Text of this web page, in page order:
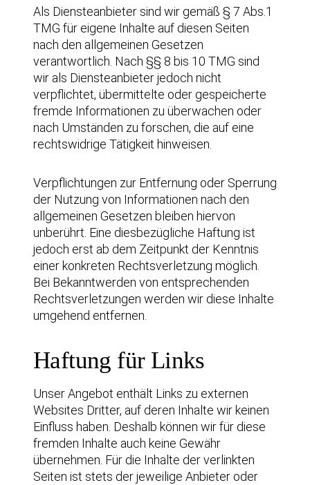
Als Diensteanbieter sind wir gemäß § 7 Abs.1
TMG für eigene Inhalte auf diesen Seiten
nach den allgemeinen Gesetzen
verantwortlich. Nach §§ 8 bis 10 TMG sind
wir als Diensteanbieter jedoch nicht
verpflichtet, übermittelte oder gespeicherte
fremde Informationen zu überwachen oder
nach Umständen zu forschen, die auf eine
rechtswidrige Tätigkeit hinweisen.
Verpflichtungen zur Entfernung oder Sperrung
der Nutzung von Informationen nach den
allgemeinen Gesetzen bleiben hiervon
unberührt. Eine diesbezügliche Haftung ist
jedoch erst ab dem Zeitpunkt der Kenntnis
einer konkreten Rechtsverletzung möglich.
Bei Bekanntwerden von entsprechenden
Rechtsverletzungen werden wir diese Inhalte
umgehend entfernen.
Haftung für Links
Unser Angebot enthält Links zu externen
Websites Dritter, auf deren Inhalte wir keinen
Einfluss haben. Deshalb können wir für diese
fremden Inhalte auch keine Gewähr
übernehmen. Für die Inhalte der verlinkten
Seiten ist stets der jeweilige Anbieter oder